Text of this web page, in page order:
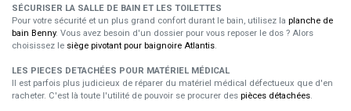
SÉCURISER LA SALLE DE BAIN ET LES TOILETTES
Pour votre sécurité et un plus grand confort durant le bain, utilisez la planche de
bain Benny. Vous avez besoin d'un dossier pour vous reposer le dos ? Alors
choisissez le siège pivotant pour baignoire Atlantis.
LES PIECES DETACHÉES POUR MATÉRIEL MÉDICAL
Il est parfois plus judicieux de réparer du matériel médical défectueux que d'en
racheter. C'est là toute l'utilité de pouvoir se procurer des pièces détachées.